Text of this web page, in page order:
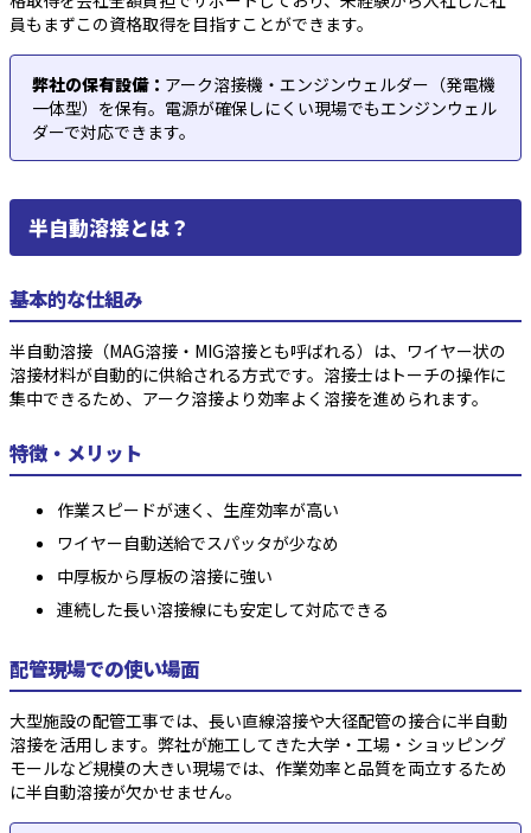
員もまずこの資格取得を目指すことができます。
弊社の保有設備： アーク溶接機・エンジンウェルダー（発電機
一体型）を保有。電源が確保しにくい現場でもエンジンウェル
ダーで対応できます。
半自動溶接とは？
基本的な仕組み
半自動溶接（MAG溶接・MIG溶接とも呼ばれる）は、ワイヤー状の
溶接材料が自動的に供給される方式です。溶接士はトーチの操作に
集中できるため、アーク溶接より効率よく溶接を進められます。
特徴・メリット
作業スピードが速く、生産効率が高い
ワイヤー自動送給でスパッタが少なめ
中厚板から厚板の溶接に強い
連続した長い溶接線にも安定して対応できる
配管現場での使い場面
大型施設の配管工事では、長い直線溶接や大径配管の接合に半自動
溶接を活用します。弊社が施工してきた大学・工場・ショッピング
モールなど規模の大きい現場では、作業効率と品質を両立するため
に半自動溶接が欠かせません。